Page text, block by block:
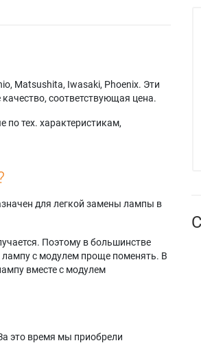
Matsushita, Iwasaki, Phoenix. Эти
соответствующая цена.
тех. характеристикам,
для легкой замены лампы в
Поэтому в большинстве
с модулем проще поменять. В
вместе с модулем
это время мы приобрели